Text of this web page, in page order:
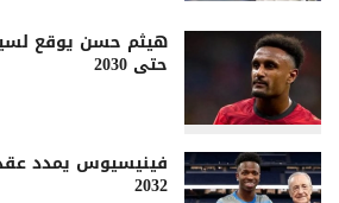
هيثم حسن يوقع
حتى 2030
فينيسيوس يمدد
2032